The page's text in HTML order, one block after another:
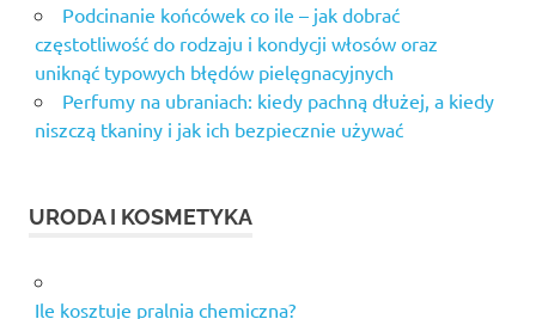
Podcinanie końcówek co ile – jak dobrać
częstotliwość do rodzaju i kondycji włosów oraz
uniknąć typowych błędów pielęgnacyjnych
Perfumy na ubraniach: kiedy pachną dłużej, a kiedy
niszczą tkaniny i jak ich bezpiecznie używać
URODA I KOSMETYKA
Ile kosztuje pralnia chemiczna?